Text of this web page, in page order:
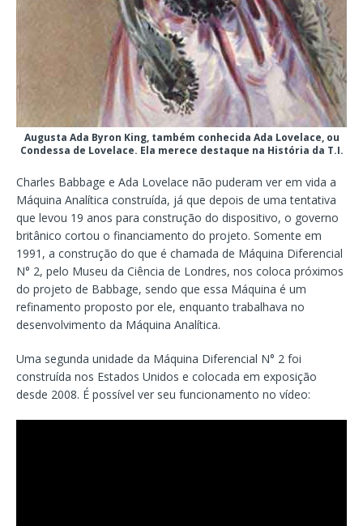
Augusta Ada Byron King, também conhecida Ada Lovelace, ou
Condessa de Lovelace. Ela merece destaque na História da T.I.
Charles Babbage e Ada Lovelace não puderam ver em vida a
Máquina Analítica construída, já que depois de uma tentativa
que levou 19 anos para construção do dispositivo, o governo
britânico cortou o financiamento do projeto. Somente em
1991, a construção do que é chamada de Máquina Diferencial
N° 2, pelo Museu da Ciência de Londres, nos coloca próximos
do projeto de Babbage, sendo que essa Máquina é um
refinamento proposto por ele, enquanto trabalhava no
desenvolvimento da Máquina Analítica.
Uma segunda unidade da Máquina Diferencial N° 2 foi
construída nos Estados Unidos e colocada em exposição
desde 2008. É possível ver seu funcionamento no vídeo: